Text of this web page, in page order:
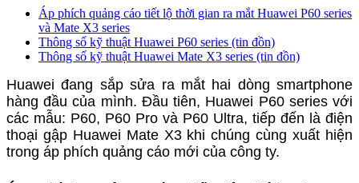
Áp phích quảng cáo tiết lộ thời gian ra mắt Huawei P60 series
và Mate X3 series
Thông số kỹ thuật Huawei P60 series (tin đồn)
Thông số kỹ thuật Huawei Mate X3 series (tin đồn)
Huawei đang sắp sửa ra mắt hai dòng smartphone
hàng đầu của mình. Đầu tiên, Huawei P60 series với
các mẫu: P60, P60 Pro và P60 Ultra, tiếp đến là điện
thoại gập Huawei Mate X3 khi chúng cùng xuất hiện
trong áp phích quảng cáo mới của công ty.